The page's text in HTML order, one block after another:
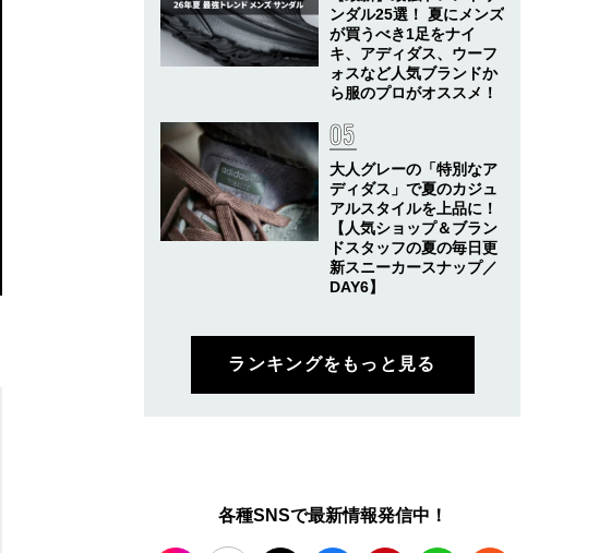
ンダル25選！ 夏にメンズ
が買うべき1足をナイ
キ、アディダス、ウーフ
ォスなど人気ブランドか
ら服のプロがオススメ！
大人グレーの「特別なア
ディダス」で夏のカジュ
アルスタイルを上品に！
【人気ショップ＆ブラン
ドスタッフの夏の毎日更
新スニーカースナップ／
DAY6】
ランキングをもっと見る
各種SNSで最新情報発信中！